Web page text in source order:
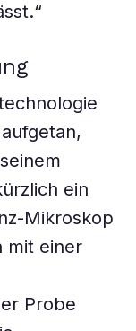
ein
Mikroskop
mit einer
Probe